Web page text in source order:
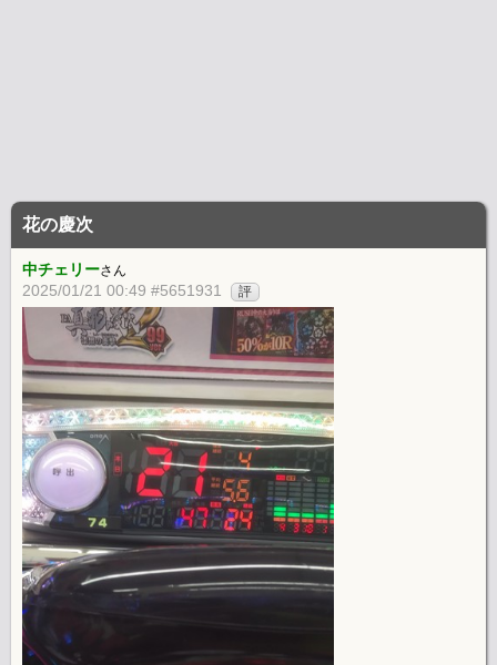
花の慶次
中チェリーさん
2025/01/21 00:49 #5651931 評